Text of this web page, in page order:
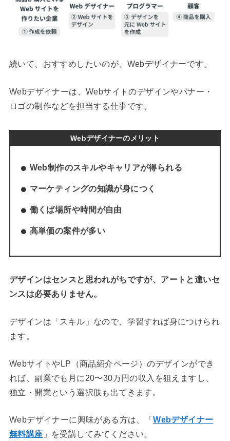
続いて、おすすめしたいのが、Webデザイナーです。
Webデザイナーは、Webサイトのデザインやバナー・
ロゴの制作などを担当する仕事です。
Webデザイナーのメリット
Web制作のスキルやキャリアが得られる
マーケティングの知識が身につく
働くば場所や時間が自由
高単価の案件が多い
デザインはセンスと思われがちですが、アートと違いセ
ンスは必要ありません。
デザインは「スキル」なので、学習すれば身につけられ
ます。
WebサイトやLP（商品紹介ページ）のデザインができ
れば、副業でも月に20〜30万円の収入を狙えますし、
独立・開業という選択肢も出てきます。
Webデザイナーに興味がある方は、「Webデザイナー
無料講座 」を受講してみてください。